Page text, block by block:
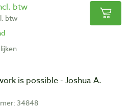
btw
btw
is possible - Joshua A.
34848